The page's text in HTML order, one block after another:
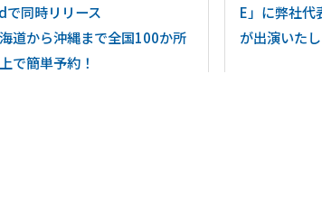
で同時リリース
道から沖縄まで全国100か所
で簡単予約！
E」に弊社代
が出演いた